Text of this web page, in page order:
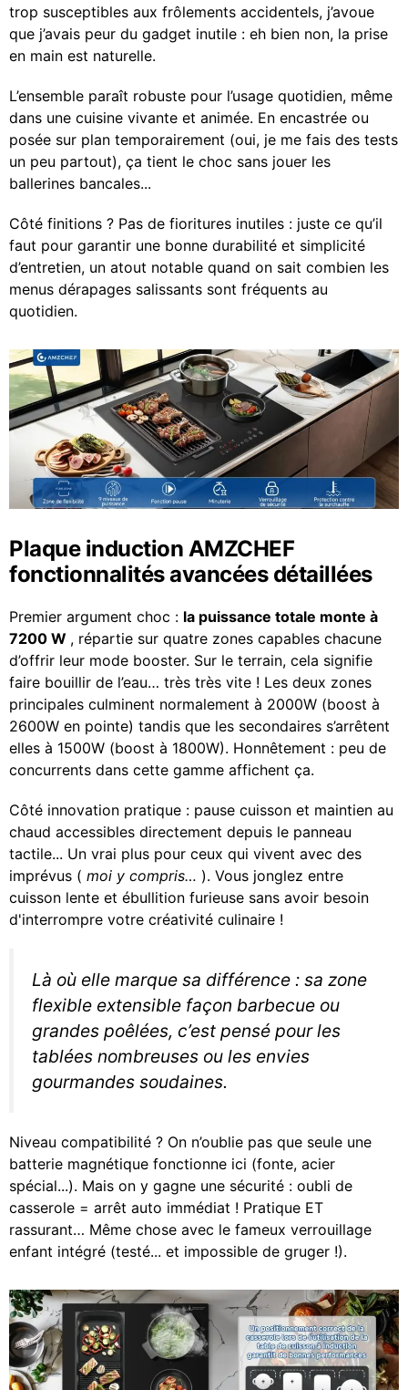
trop susceptibles aux frôlements accidentels, j’avoue
que j’avais peur du gadget inutile : eh bien non, la prise
en main est naturelle.
L’ensemble paraît robuste pour l’usage quotidien, même
dans une cuisine vivante et animée. En encastrée ou
posée sur plan temporairement (oui, je me fais des tests
un peu partout), ça tient le choc sans jouer les
ballerines bancales...
Côté finitions ? Pas de fioritures inutiles : juste ce qu’il
faut pour garantir une bonne durabilité et simplicité
d’entretien, un atout notable quand on sait combien les
menus dérapages salissants sont fréquents au
quotidien.
Plaque induction AMZCHEF
fonctionnalités avancées détaillées
Premier argument choc : la puissance totale monte à
7200 W , répartie sur quatre zones capables chacune
d’offrir leur mode booster. Sur le terrain, cela signifie
faire bouillir de l’eau… très très vite ! Les deux zones
principales culminent normalement à 2000W (boost à
2600W en pointe) tandis que les secondaires s’arrêtent
elles à 1500W (boost à 1800W). Honnêtement : peu de
concurrents dans cette gamme affichent ça.
Côté innovation pratique : pause cuisson et maintien au
chaud accessibles directement depuis le panneau
tactile... Un vrai plus pour ceux qui vivent avec des
imprévus ( moi y compris… ). Vous jonglez entre
cuisson lente et ébullition furieuse sans avoir besoin
d'interrompre votre créativité culinaire !
Là où elle marque sa différence : sa zone
flexible extensible façon barbecue ou
grandes poêlées, c’est pensé pour les
tablées nombreuses ou les envies
gourmandes soudaines.
Niveau compatibilité ? On n’oublie pas que seule une
batterie magnétique fonctionne ici (fonte, acier
spécial...). Mais on y gagne une sécurité : oubli de
casserole = arrêt auto immédiat ! Pratique ET
rassurant… Même chose avec le fameux verrouillage
enfant intégré (testé... et impossible de gruger !).